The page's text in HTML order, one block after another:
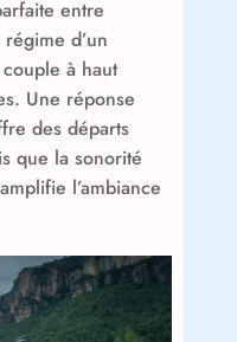
entre
d’un
à haut
Une réponse
des départs
que la sonorité
l’ambiance